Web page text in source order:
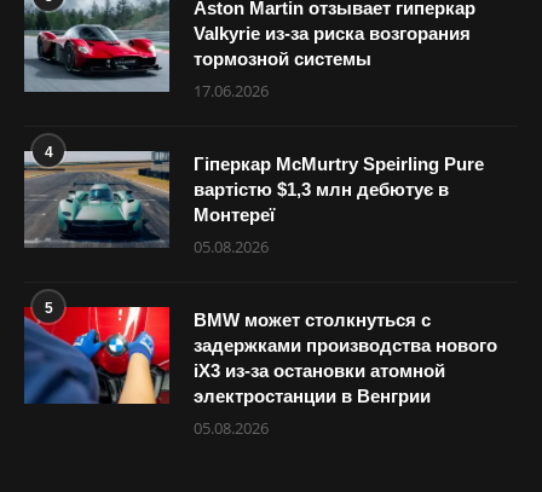
Aston Martin отзывает гиперкар
Valkyrie из-за риска возгорания
тормозной системы
17.06.2026
4
Гіперкар McMurtry Speirling Pure
вартістю $1,3 млн дебютує в
Монтереї
05.08.2026
5
BMW может столкнуться с
задержками производства нового
iX3 из-за остановки атомной
электростанции в Венгрии
05.08.2026